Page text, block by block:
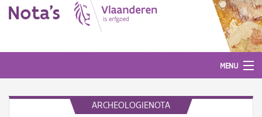
Nota's
MENU
ARCHEOLOGIENOTA